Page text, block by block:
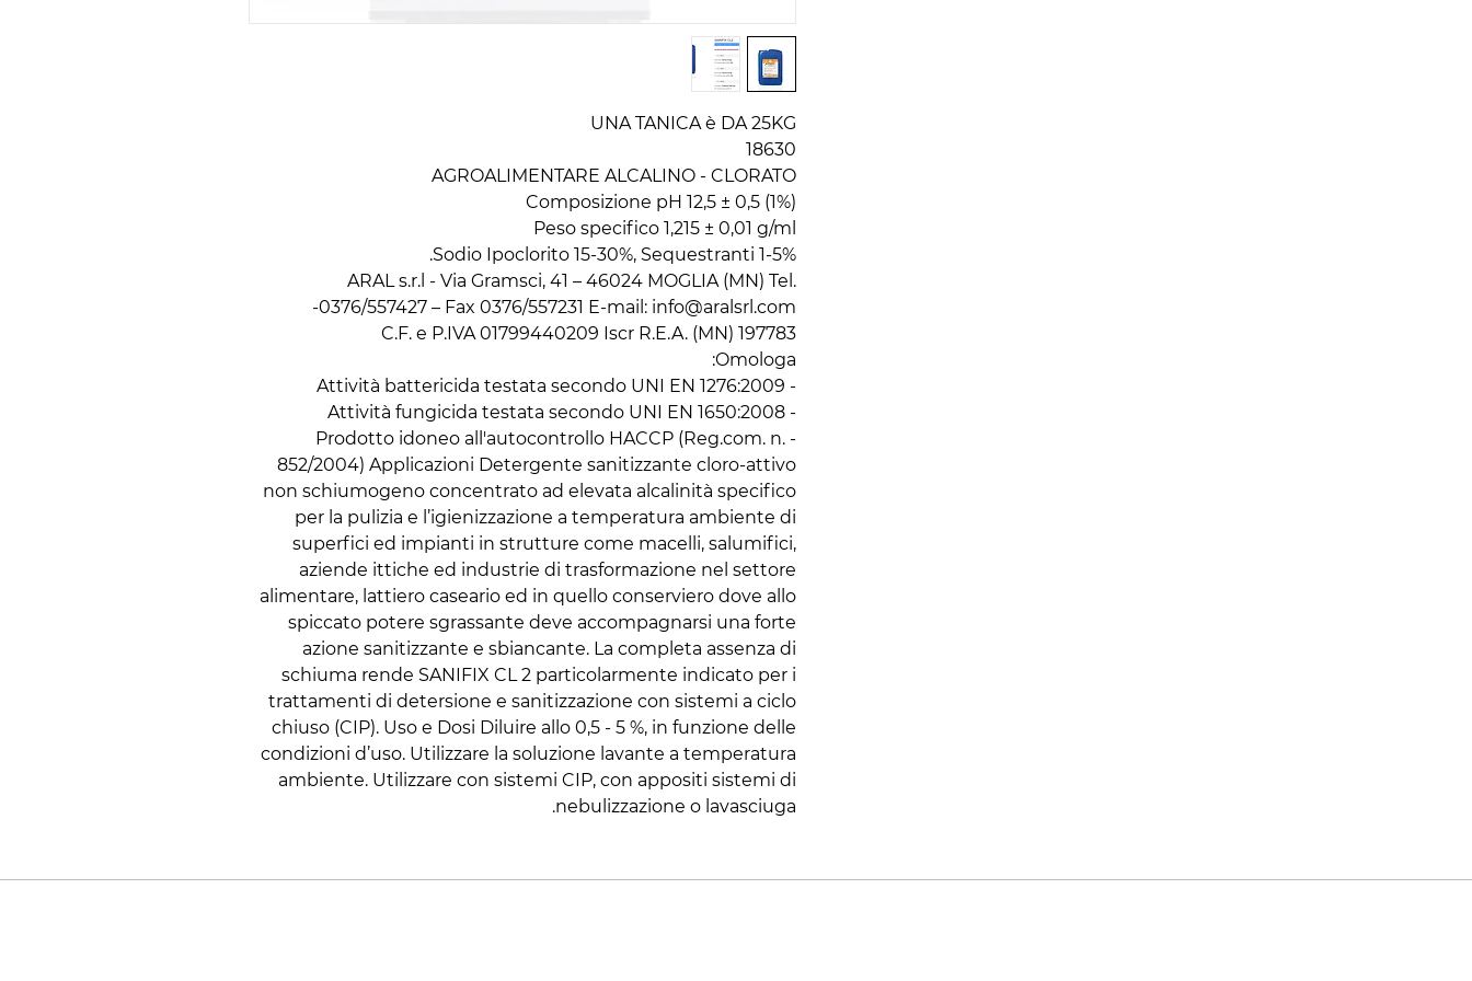
UNA TANICA è DA 25KG
18630
AGROALIMENTARE ALCALINO - CLORATO
Composizione pH 12,5 ± 0,5 (1%)
Peso specifico 1,215 ± 0,01 g/ml
Sodio Ipoclorito 15-30%, Sequestranti 1-5%.
ARAL s.r.l - Via Gramsci, 41 – 46024 MOGLIA (MN) Tel.
0376/557427 – Fax 0376/557231 E-mail: info@aralsrl.com-
C.F. e P.IVA 01799440209 Iscr R.E.A. (MN) 197783
Omologa:
- Attività battericida testata secondo UNI EN 1276:2009
- Attività fungicida testata secondo UNI EN 1650:2008
- Prodotto idoneo all'autocontrollo HACCP (Reg.com. n.
852/2004) Applicazioni Detergente sanitizzante cloro-attivo
non schiumogeno concentrato ad elevata alcalinità specifico
per la pulizia e l’igienizzazione a temperatura ambiente di
superfici ed impianti in strutture come macelli, salumifici,
aziende ittiche ed industrie di trasformazione nel settore
alimentare, lattiero caseario ed in quello conserviero dove allo
spiccato potere sgrassante deve accompagnarsi una forte
azione sanitizzante e sbiancante. La completa assenza di
schiuma rende SANIFIX CL 2 particolarmente indicato per i
trattamenti di detersione e sanitizzazione con sistemi a ciclo
chiuso (CIP). Uso e Dosi Diluire allo 0,5 - 5 %, in funzione delle
condizioni d’uso. Utilizzare la soluzione lavante a temperatura
ambiente. Utilizzare con sistemi CIP, con appositi sistemi di
nebulizzazione o lavasciuga.